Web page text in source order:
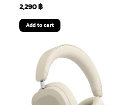
2,290฿
Add to cart